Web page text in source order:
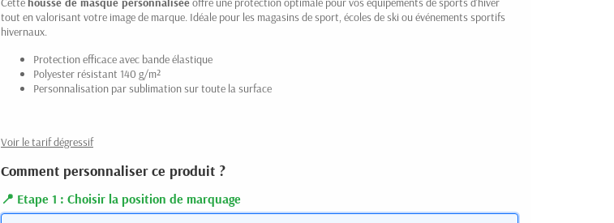
tout en valorisant votre image de marque. Idéale pour les magasins de sport, écoles de ski ou événements sportifs
hivernaux.
Protection efficace avec bande élastique
Polyester résistant 140 g/m²
Personnalisation par sublimation sur toute la surface
Voir le tarif dégressif
Comment personnaliser ce produit ?
Etape 1 : Choisir la position de marquage